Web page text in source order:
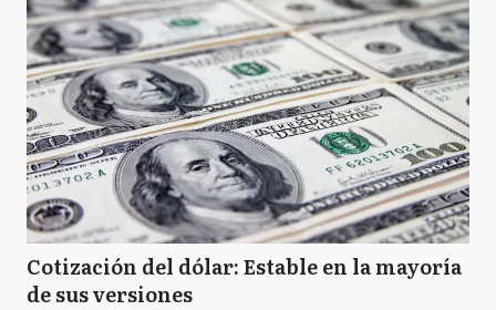
Cotización del dólar: Estable en la mayoría
de sus versiones